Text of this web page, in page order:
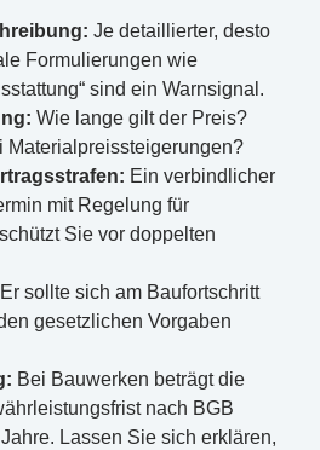
Je detaillierter, desto
Formulierungen wie
sind ein Warnsignal.
Wie lange gilt der Preis?
Materialpreissteigerungen?
Ein verbindlicher
mit Regelung für
Sie vor doppelten
Er sollte sich am Baufortschritt
gesetzlichen Vorgaben
Bei Bauwerken beträgt die
nach BGB
Lassen Sie sich erklären,